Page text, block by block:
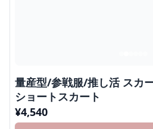
量産型/参戦服/推し活 スカ
ショートスカート
¥4,540